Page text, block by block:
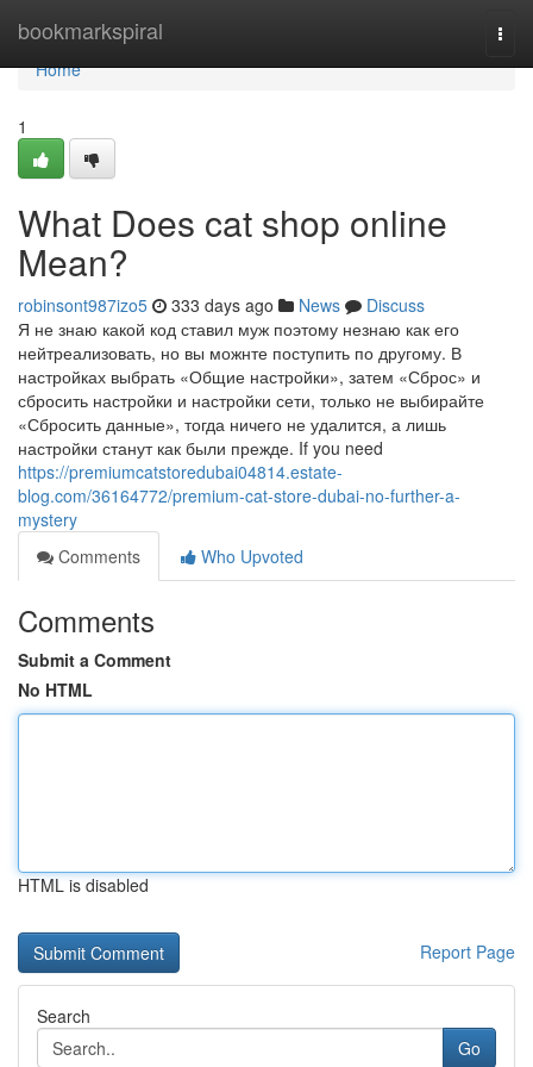
bookmarkspiral
Home
Home
1
What Does cat shop online
Mean?
robinsont987izo5 333 days ago News
Discuss
Я не знаю какой код ставил муж поэтому незнаю как его
нейтреализовать, но вы можнте поступить по другому. В
настройках выбрать «Общие настройки», затем «Сброс» и
сбросить настройки и настройки сети, только не выбирайте
«Сбросить данные», тогда ничего не удалится, а лишь
настройки станут как были прежде. If you need
https://premiumcatstoredubai04814.estate-
blog.com/36164772/premium-cat-store-dubai-no-further-a-
mystery
Comments
Who Upvoted
Comments
Submit a Comment
No HTML
HTML is disabled
Report Page
Search
Go